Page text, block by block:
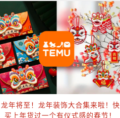
龙年将至！龙年装饰大合集来啦！快
买上年货过一个有仪式感的春节！